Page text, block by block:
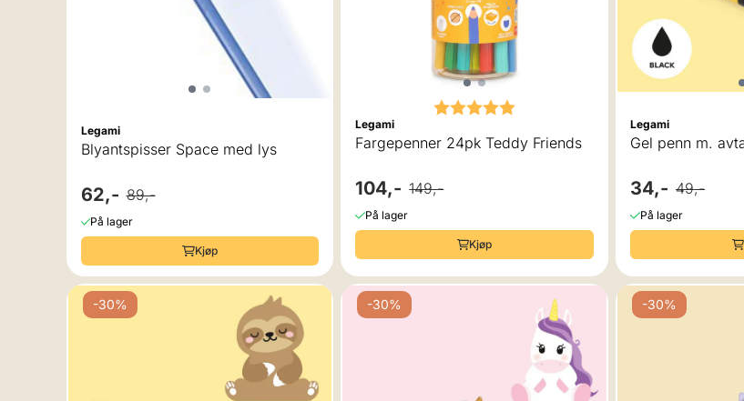
Legami
Blyantspisser Space med lys
62,- 89,-
På lager
Kjøp
Karakter:
Legami
Fargepenner 24pk Teddy Friends
104,- 149,-
På lager
Kjøp
Legami
Gel penn m.
34,- 49,-
På lager
-30% -30% -30%